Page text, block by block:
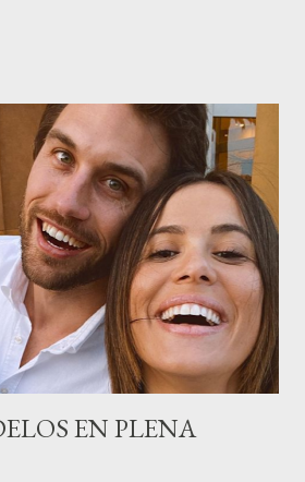
hace unos días Carol Pagés nos
en Actualida Rosa en RCE
presento todos los jueves de 17 a 18
Pagés Carolina Pagés La cita ,en el
las Drassanes reunió a figuras
como clientes, autoridades y medios
velada inolvidable bajo el lema “Cien
belleza,i...
EN PLENA